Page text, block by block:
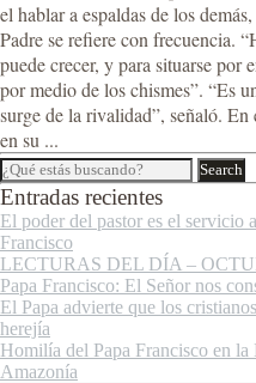
el hablar a espaldas de los
Padre se refiere con frecuencia.
puede crecer, y para situarse por
por medio de los chismes”. “Es
surge de la rivalidad”, señaló.
en su ...
Entradas recientes
El poder del pastor es el servicio
Francisco
LECTURAS DEL DÍA –
Papa Francisco: El Señor nos
El Papa advierte que los
herejía
Homilía del Papa Francisco en
Amazonía